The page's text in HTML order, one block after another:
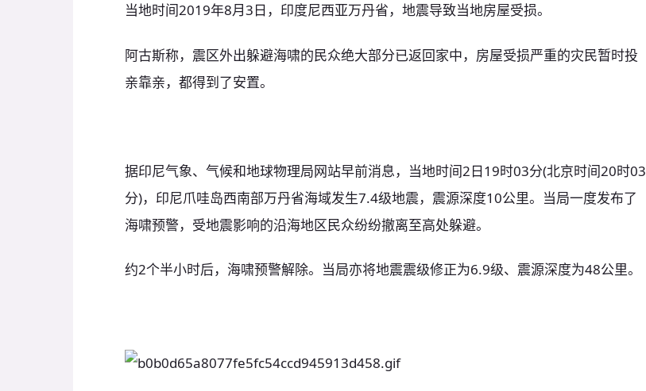
当地时间2019年8月3日，印度尼西亚万丹省，地震导致当地房屋受损。
阿古斯称，震区外出躲避海啸的民众绝大部分已返回家中，房屋受损严重的灾民暂时投
亲靠亲，都得到了安置。
据印尼气象、气候和地球物理局网站早前消息，当地时间2日19时03分(北京时间20时03
分)，印尼爪哇岛西南部万丹省海域发生7.4级地震，震源深度10公里。当局一度发布了
海啸预警，受地震影响的沿海地区民众纷纷撤离至高处躲避。
约2个半小时后，海啸预警解除。当局亦将地震震级修正为6.9级、震源深度为48公里。